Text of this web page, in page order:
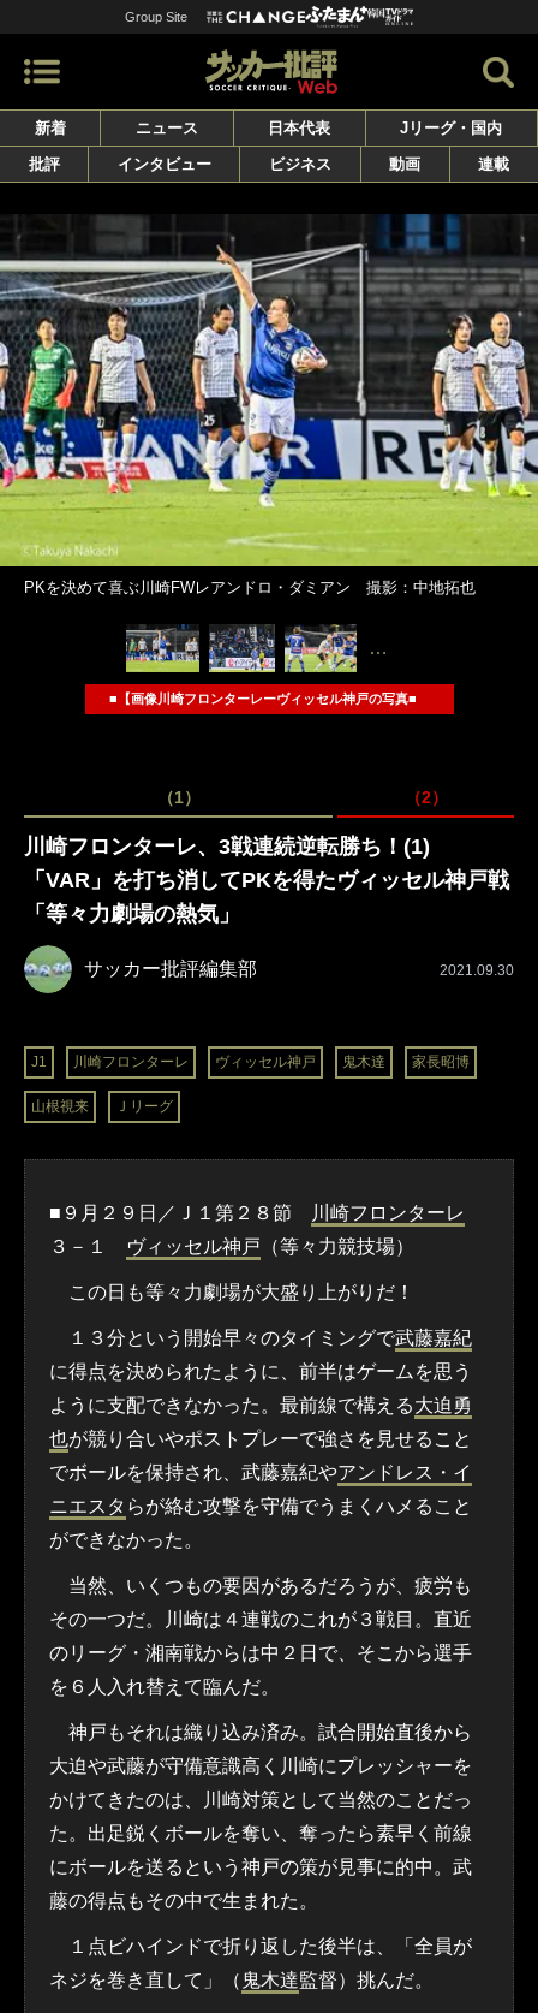
Group Site
新着 ニュース 日本代表
Jリーグ・国内
批評
インタビュー ビジネス 動画 連載
PKを決めて喜ぶ川崎FWレアンドロ・ダミアン 撮影：中地拓也
…
■【画像川崎フロンターレーヴィッセル神戸の写真■
（1） （2）
川崎フロンターレ、3戦連続逆転勝ち！(1)
「VAR」を打ち消してPKを得たヴィッセル神戸戦
「等々力劇場の熱気」
サッカー批評編集部 2021.09.30
J1 川崎フロンターレ ヴィッセル神戸 鬼木達 家長昭博
山根視来 Ｊリーグ
■９月２９日／Ｊ１第２８節
川崎フロンターレ
３－１
ヴィッセル神戸 （等々力競技場）
この日も等々力劇場が大盛り上がりだ！
１３分という開始早々のタイミングで武藤嘉紀
に得点を決められたように、前半はゲームを思う
ように支配できなかった。最前線で構える大迫勇
也が競り合いやポストプレーで強さを見せること
でボールを保持され、武藤嘉紀やアンドレス・イ
ニエスタ らが絡む攻撃を守備でうまくハメること
ができなかった。
当然、いくつもの要因があるだろうが、疲労も
その一つだ。川崎は４連戦のこれが３戦目。直近
のリーグ・湘南戦からは中２日で、そこから選手
を６人入れ替えて臨んだ。
神戸もそれは織り込み済み。試合開始直後から
大迫や武藤が守備意識高く川崎にプレッシャーを
かけてきたのは、川崎対策として当然のことだっ
た。出足鋭くボールを奪い、奪ったら素早く前線
にボールを送るという神戸の策が見事に的中。武
藤の得点もその中で生まれた。
１点ビハインドで折り返した後半は、「全員が
ネジを巻き直して」（ 鬼木達監督）挑んだ。